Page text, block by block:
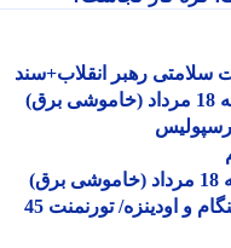
رهبر انقلاب+سند
ویدیو| خلاصه بازی بارسلونا مقابل ناتینگام و اودینزه/ تورنمنت 45